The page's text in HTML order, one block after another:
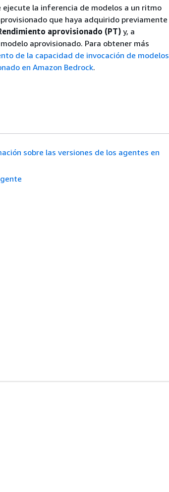
la inferencia de modelos a un ritmo
que haya adquirido previamente
aprovisionado (PT)y, a
aprovisionado. Para obtener más
de la capacidad de invocación de modelos
en Amazon Bedrock.
sobre las versiones de los agentes en